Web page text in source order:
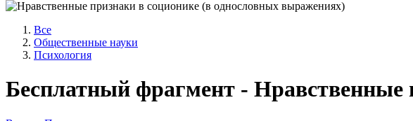
Все
Общественные науки
Психология
Бесплатный фрагмент - Нравственные